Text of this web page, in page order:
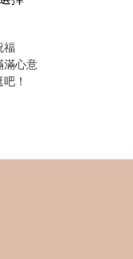
福
滿心意
！